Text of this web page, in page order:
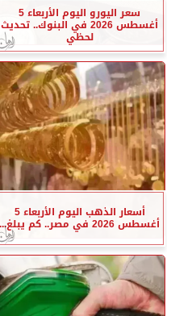
سعر اليورو اليوم الأربعاء 5
أغسطس 2026 في البنوك.. تحديث
لحظي
أسعار الذهب اليوم الأربعاء 5
أغسطس 2026 في مصر.. كم يبلغ...